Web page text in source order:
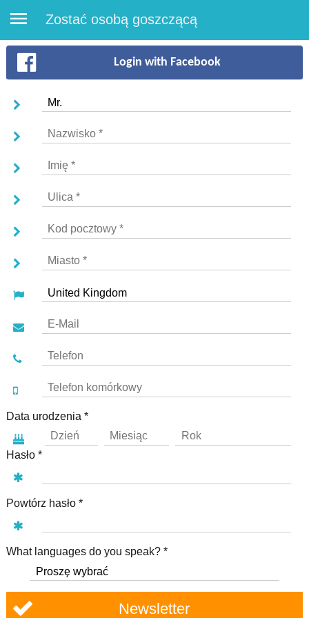
Zostać osobą goszczącą
Login with Facebook
Data urodzenia *
Hasło *
Powtórz hasło *
What languages do you speak? *
Newsletter